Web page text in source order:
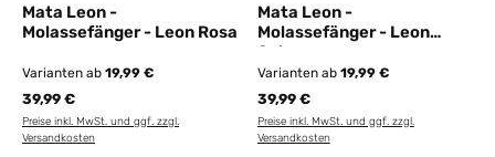
Mata Leon -
Molassefänger - Leon Rosa
Varianten ab 19,99 €
39,99 €
Preise inkl. MwSt. und ggf. zzgl.
Versandkosten
Mata Leon -
Molassefänger - Leon
Schwarz
Varianten ab19,99 €
39,99 €
Preise inkl. MwSt. und ggf. zzgl.
Versandkosten